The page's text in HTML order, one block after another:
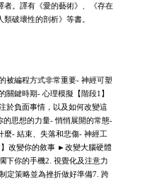
者。譯有《愛的藝術》、《存在
破壞性的剖析》等書。
被編程方式非常重要- 神經可塑
關鍵時期- 心理模擬【階段1】
於負面事情，以及如何改變這
思想的力量- 悄悄展開的常態-
麼- 結束、失落和悲傷- 神經工
改變你的敘事 ►改變大腦硬體
下你的手機2. 視覺化及注意力
定策略並為挫折做好準備7. 跨